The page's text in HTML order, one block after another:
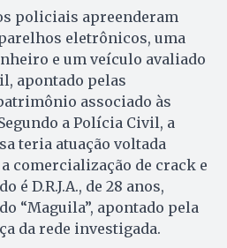
policiais apreenderam
eletrônicos, uma
e um veículo avaliado
apontado pelas
associado às
a Polícia Civil, a
teria atuação voltada
comercialização de crack e
D.R.J.A., de 28 anos,
“Maguila”, apontado pela
da rede investigada.